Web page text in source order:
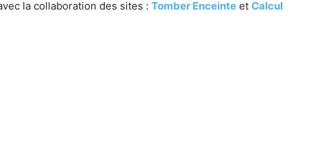
la collaboration des sites : Tomber Enceinte et Calcul